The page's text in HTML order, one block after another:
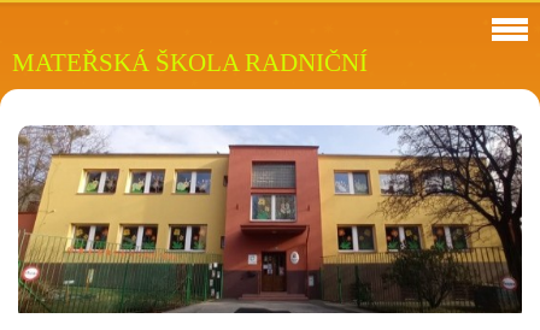
MATEŘSKÁ ŠKOLA RADNIČNÍ